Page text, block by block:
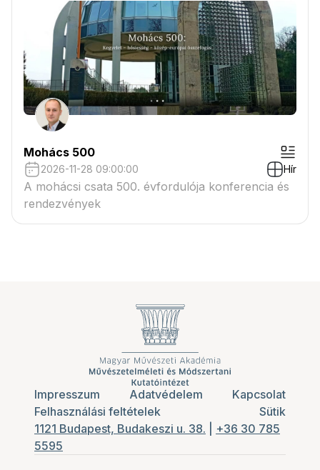
Mohács 500
2026-11-28 09:00:00 Hír
A mohácsi csata 500. évfordulója konferencia és
rendezvények
Impresszum Adatvédelem
Kapcsolat
Felhasználási feltételek
Sütik
1121 Budapest, Budakeszi u. 38.
+36 30 785
5595